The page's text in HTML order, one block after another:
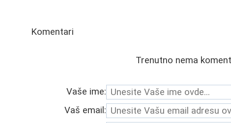
Komentari
Trenutno nema
Vaše ime:
Vaš email: